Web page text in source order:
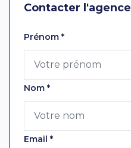
Contacter l'agence
Laissez ce champ vide
Prénom *
Nom *
Email *